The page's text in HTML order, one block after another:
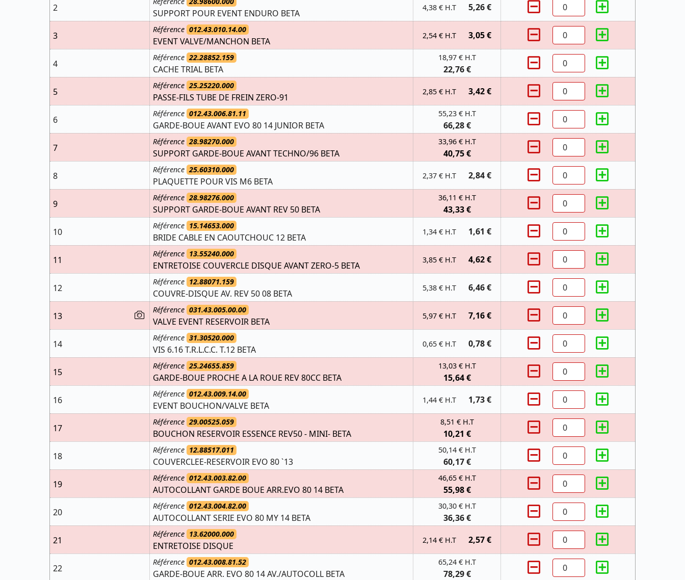
2
SUPPORT POUR EVENT ENDURO BETA
4,38 € H.T 5,26 €
3
Référence 012.43.010.14.00
EVENT VALVE/MANCHON BETA
2,54 € H.T 3,05 €
4
Référence 22.28852.159
CACHE TRIAL BETA
18,97 € H.T
22,76 €
5
Référence 25.25220.000
PASSE-FILS TUBE DE FREIN ZERO-91
2,85 € H.T 3,42 €
6
Référence 012.43.006.81.11
GARDE-BOUE AVANT EVO 80 14 JUNIOR BETA
55,23 € H.T
66,28 €
7
Référence 28.98270.000
SUPPORT GARDE-BOUE AVANT TECHNO/96 BETA
33,96 € H.T
40,75 €
8
Référence 25.60310.000
PLAQUETTE POUR VIS M6 BETA
2,37 € H.T 2,84 €
9
Référence 28.98276.000
SUPPORT GARDE-BOUE AVANT REV 50 BETA
36,11 € H.T
43,33 €
10
Référence 15.14653.000
BRIDE CABLE EN CAOUTCHOUC 12 BETA
1,34 € H.T 1,61 €
11
Référence 13.55240.000
ENTRETOISE COUVERCLE DISQUE AVANT ZERO-5 BETA
3,85 € H.T 4,62 €
12
Référence 12.88071.159
COUVRE-DISQUE AV. REV 50 08 BETA
5,38 € H.T 6,46 €
13
Référence 031.43.005.00.00
VALVE EVENT RESERVOIR BETA
5,97 € H.T 7,16 €
14
Référence 31.30520.000
VIS 6.16 T.R.L.C.C. T.12 BETA
0,65 € H.T 0,78 €
15
Référence 25.24655.859
GARDE-BOUE PROCHE A LA ROUE REV 80CC BETA
13,03 € H.T
15,64 €
16
Référence 012.43.009.14.00
EVENT BOUCHON/VALVE BETA
1,44 € H.T 1,73 €
17
Référence 29.00525.059
BOUCHON RESERVOIR ESSENCE REV50 - MINI- BETA
8,51 € H.T
10,21 €
18
Référence 12.88517.011
COUVERCLEE-RESERVOIR EVO 80 `13
50,14 € H.T
60,17 €
19
Référence 012.43.003.82.00
AUTOCOLLANT GARDE BOUE ARR.EVO 80 14 BETA
46,65 € H.T
55,98 €
20
Référence 012.43.004.82.00
AUTOCOLLANT SERIE EVO 80 MY 14 BETA
30,30 € H.T
36,36 €
21
Référence 13.62000.000
ENTRETOISE DISQUE
2,14 € H.T 2,57 €
22
Référence 012.43.008.81.52
GARDE-BOUE ARR. EVO 80 14 AV./AUTOCOLL BETA
65,24 € H.T
78,29 €